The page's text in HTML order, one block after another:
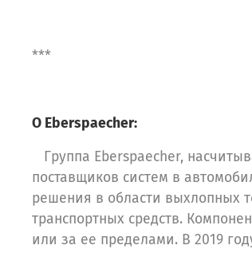
***
О Eberspaecher:
Группа Eberspaecher,
поставщиков систем в
решения в области выхлопных
транспортных средств.
или за ее пределами. В 2019